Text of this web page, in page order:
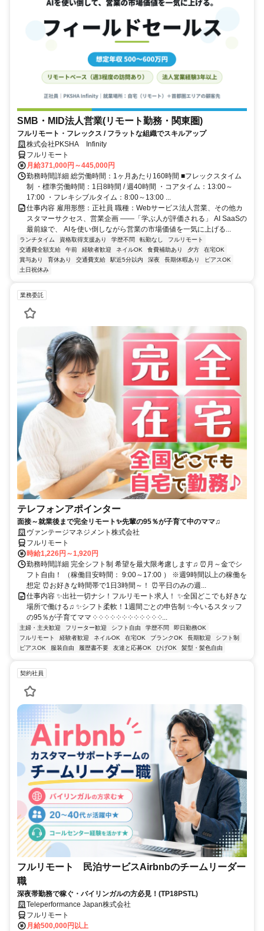
SMB・MID法人営業(リモート勤務・関東圏)
フルリモート・フレックス / フラットな組織でスキルアップ
株式会社PKSHA Infinity
フルリモート
月給371,000円～445,000円
勤務時間詳細 総労働時間：1ヶ月あたり160時間 ■フレックスタイム
制 ・標準労働時間：1日8時間 / 週40時間 ・コアタイム：13:00～
17:00 ・フレキシブルタイム：8:00～13:00 ...
仕事内容 雇用形態：正社員 職種：Webサービス法人営業、その他カ
スタマーサクセス、営業企画 ――「学ぶ人が評価される」 AI SaaSの
最前線で、 AIを使い倒しながら営業の市場価値を一気に上げる...
ランチタイム 資格取得支援あり 学歴不問 転勤なし
フルリモート
交通費全額支給
午前 経験者歓迎 ネイルOK 食費補助あり 夕方
在宅OK
賞与あり
育休あり 交通費支給 駅近5分以内 深夜 長期休暇あり
ピアスOK
土日祝休み
業務委託
テレフォンアポインター
面接～就業後まで完全リモート✨先輩の95％が子育て中のママ♫
ヴァンテージマネジメント株式会社
フルリモート
時給1,226円～1,920円
勤務時間詳細 完全シフト制 希望を最大限考慮します♫ ⏰月～金でシ
フト自由！ （稼働目安時間： 9:00～17:00 ） ※週9時間以上の稼働を
想定 ⏰お好きな時間帯で1日3時間～！ ⏰平日のみの週...
仕事内容 ✨出社一切ナシ！フルリモート求人！ ✨全国どこでも好きな
場所で働ける♫ ✨シフト柔軟！1週間ごとの申告制 ✨今いるスタッフ
の95％が子育てママ ༶ ༶ ༶ ༶ ༶ ༶ ༶ ༶ ༶ ༶ ༶ ༶...
主婦・主夫歓迎 フリーター歓迎 シフト自由 学歴不問
即日勤務OK
フルリモート
経験者歓迎 ネイルOK 在宅OK ブランクOK 長期歓迎
シフト制
ピアスOK
服装自由 履歴書不要 友達と応募OK ひげOK 髪型・髪色自由
契約社員
フルリモート 民泊サービスAirbnbのチームリーダー
職
深夜帯勤務で稼ぐ・バイリンガルの方必見！(TP18PSTL)
Teleperformance Japan株式会社
フルリモート
月給500,000円以上